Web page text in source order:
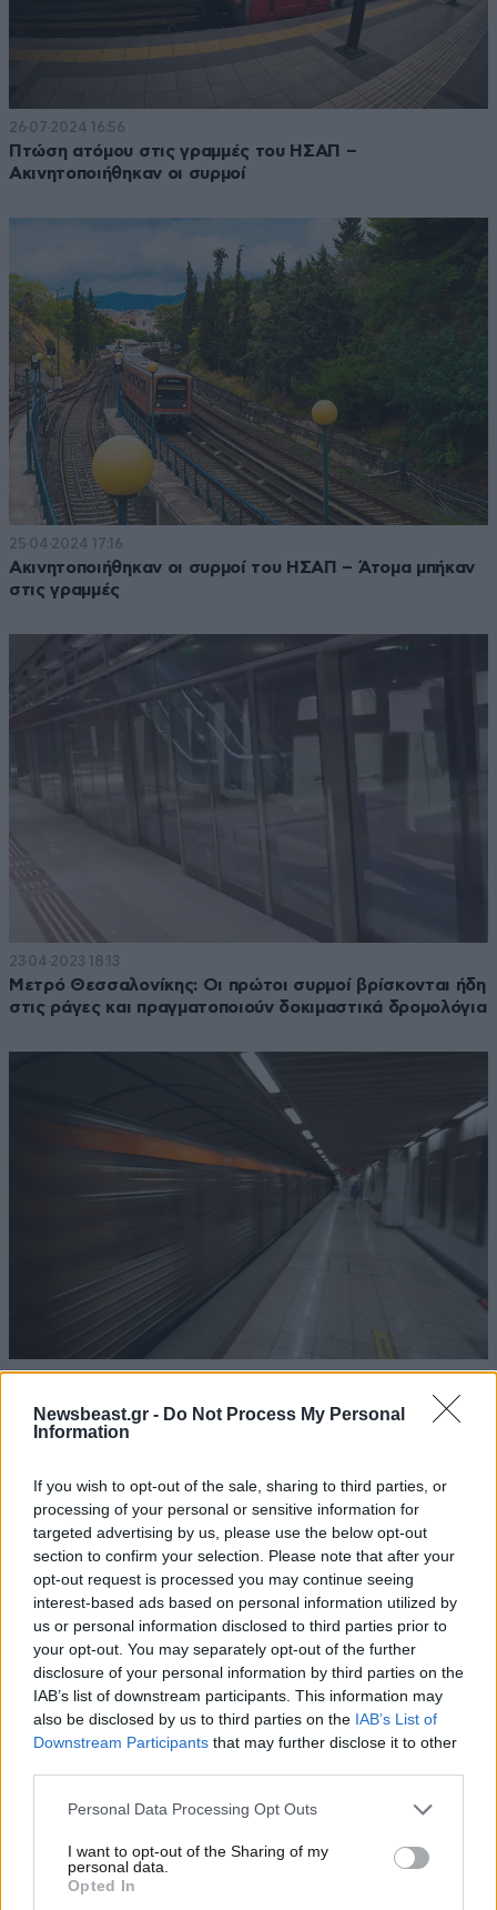
Newsbeast.gr - Do Not Process My Personal
Information
If you wish to opt-out of the sale, sharing to third parties, or
processing of your personal or sensitive information for
targeted advertising by us, please use the below opt-out
section to confirm your selection. Please note that after your
opt-out request is processed you may continue seeing
interest-based ads based on personal information utilized by
us or personal information disclosed to third parties prior to
your opt-out. You may separately opt-out of the further
disclosure of your personal information by third parties on the
IAB’s list of downstream participants. This information may
also be disclosed by us to third parties on the IAB’s List of
Downstream Participants that may further disclose it to other
Please note that this website/app uses one or more Google
not limited to your visit or usage behaviour. You may click to
grant or deny consent to Google and its third-party tags to
use your data for below specified purposes in below Google
Personal Data Processing Opt Outs
I want to opt-out of the Sharing of my
personal data.
Opted In
26·07·2024 16:56
Πτώση ατόμου στις γραμμές του ΗΣΑΠ –
Ακινητοποιήθηκαν οι συρμοί
25·04·2024 17:16
Ακινητοποιήθηκαν οι συρμοί του ΗΣΑΠ – Άτομα μπήκαν
στις γραμμές
23·04·2023 18:13
Μετρό Θεσσαλονίκης: Οι πρώτοι συρμοί βρίσκονται ήδη
στις ράγες και πραγματοποιούν δοκιμαστικά δρομολόγια
23·03·2023 12:57
Χωρίς μετρό το βράδυ της Παρασκευής η Αθήνα: Στάση
εργασίας από τις 21:00 μέχρι τη λήξη της κυκλοφορίας
Απεργία Τετάρτη 8 Μαρτίου: Νέα ενημέρωση για το